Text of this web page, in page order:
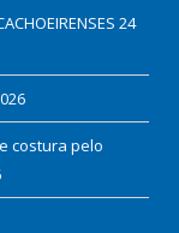
24
costura pelo